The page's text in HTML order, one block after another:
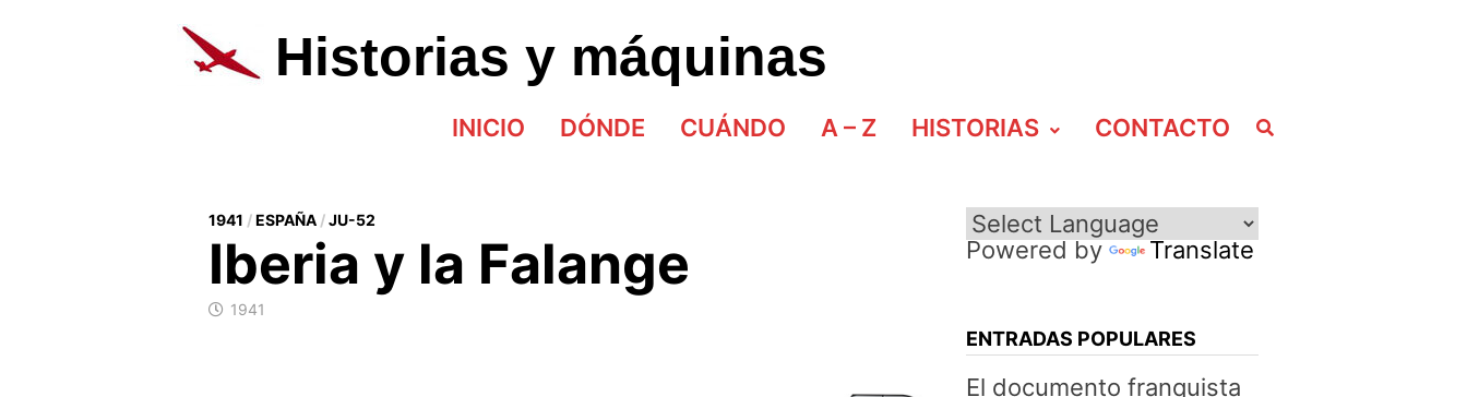
al
contenidoHistorias y máquinas
INICIO DÓNDE CUÁNDO A – Z HISTORIAS CONTACTO
1941 /ESPAÑA/JU-52
Iberia y la Falange
1941
Powered by Translate
ENTRADAS POPULARES
El documento franquista